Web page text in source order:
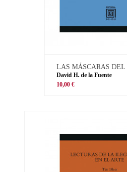
LAS MÁSCARAS
David H. de la Fuente
10,00 €